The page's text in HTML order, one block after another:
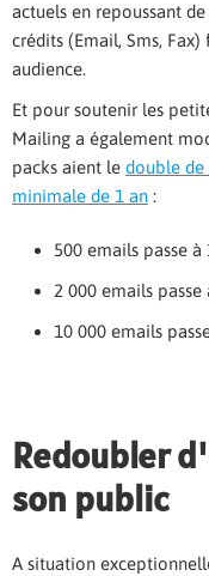
actuels en repoussant
crédits (Email, Sms,
audience.
Et pour soutenir les
Mailing a également
packs aient le double de
minimale de 1 an :
500 emails passe à
2 000 emails passe
10 000 emails
Redoubler
son public
A situation